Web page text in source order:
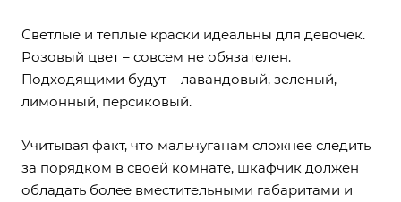
Светлые и теплые краски идеальны для девочек.
Розовый цвет – совсем не обязателен.
Подходящими будут – лавандовый, зеленый,
лимонный, персиковый.
Учитывая факт, что мальчуганам сложнее следить
за порядком в своей комнате, шкафчик должен
обладать более вместительными габаритами и